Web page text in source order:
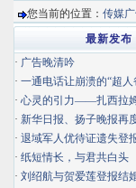
您当前的位置： 传媒
最新发布
· 广告晚清吟
· 一通电话让崩溃的“超人
· 心灵的引力——扎西拉
· 新华日报、扬子晚报再
· 退域军人优待证遗失登
· 纸短情长，与君共白头
· 刘绍航与贺爱莲登报结